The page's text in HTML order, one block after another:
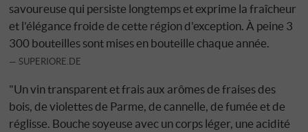
savoureuse qui persiste longtemps et exprime la fraîcheur
et l'élégance froide de cette région d'exception. À peine 3
300 bouteilles sont mises en bouteille chaque année.
SUPERIORE.DE
"Un vin transparent et frais aux arômes de fraises des
bois, de violettes de Parme, de cannelle, de fumée et de
réglisse. Bouche soyeuse avec un corps léger, une acidité